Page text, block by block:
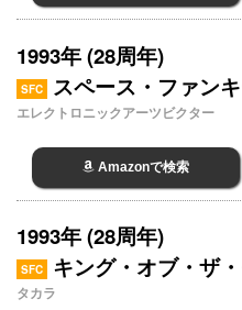
1993年 (28周年)
SFC スペース・ファン
エレクトロニックアーツビクター
Amazonで検索
1993年 (28周年)
SFC キング・オブ・ザ
タカラ